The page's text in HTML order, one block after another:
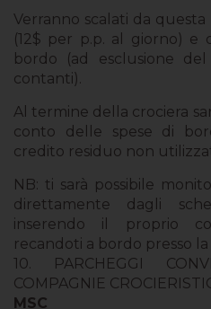
Verranno scalati da
(12$ per p.p. al giorno) e
bordo (ad esclusione
contanti).
Al termine della crociera
conto delle spese di
credito residuo non
NB: ti sarà possibile
direttamente dagli
inserendo il proprio
recandoti a bordo presso
10. PARCHEGGI
COMPAGNIE
MSC